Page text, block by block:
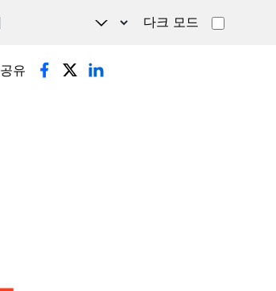
다크 모드
공유